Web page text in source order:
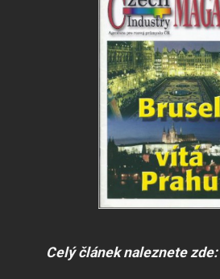
Celý článek naleznete zde: